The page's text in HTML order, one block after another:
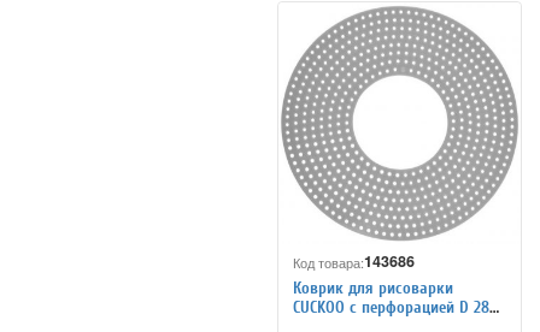
Код товара:143686
Коврик для рисоварки
CUCKOO с перфорацией D 28